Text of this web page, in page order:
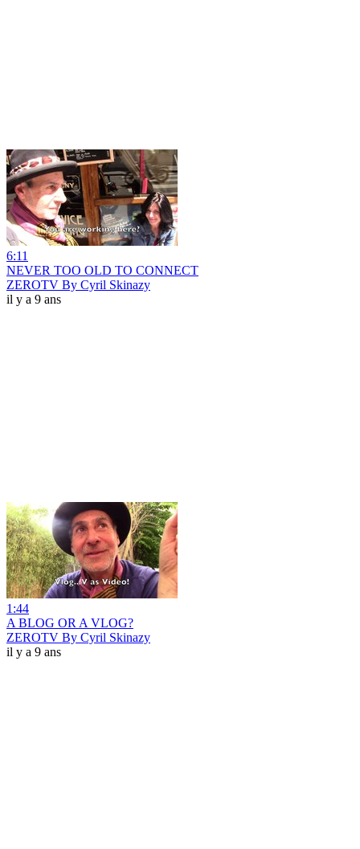
6:11
NEVER TOO OLD TO CONNECT
ZEROTV By Cyril Skinazy
il y a 9 ans
1:44
A BLOG OR A VLOG?
ZEROTV By Cyril Skinazy
il y a 9 ans